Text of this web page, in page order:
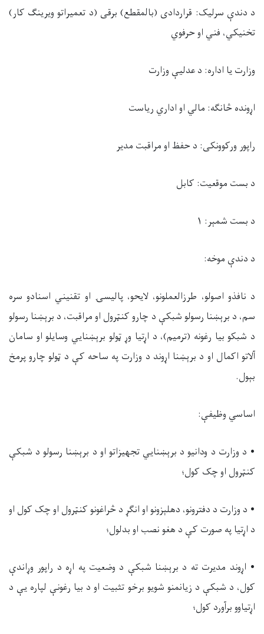
د دندې سرلیک: قراردادی (بالمقطع) برقی (د تعمیراتو ویرینګ کار)
تخنیکي، فني او حرفوي
وزارت یا اداره: د عدلیې وزارت
اړونده څانګه: مالي او اداري ریاست
راپور ورکوونکی: د حفظ او مراقبت مدیر
د بست موقعیت: کابل
د بست شمېر: ۱
د دندې موخه:
د نافذو اصولو، طرزالعملونو، لایحو، پالیسۍ او تقنیني اسنادو سره
سم، د برېښنا رسولو شبکې د چارو کنټرول او مراقبت، د برېښنا رسولو
د شبکو بیا رغونه (ترمیم)، د اړتیا وړ ټولو برېښنايي وسایلو او سامان
آلاتو اکمال او د برېښنا اړوند د وزارت په ساحه کې د ټولو چارو پرمخ
بېول.
اساسي وظیفې:
• د وزارت د ودانیو د برېښنايي تجهیزاتو او د برېښنا رسولو د شبکې
کنټرول او چک کول؛
• د وزارت د دفترونو، دهلېزونو او انګړ د څراغونو کنټرول او چک کول او
د اړتیا په صورت کې د هغو نصب او بدلول؛
• اړوند مدیرت ته د برېښنا شبکې د وضعیت په اړه د راپور وړاندې
کول، د شبکې د زیانمنو شویو برخو تثبیت او د بیا رغونې لپاره یې د
اړتیاوو برآورد کول؛